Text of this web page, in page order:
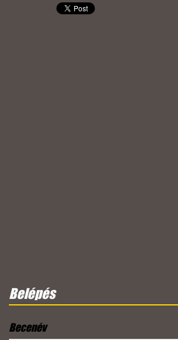
Belépés
Becenév